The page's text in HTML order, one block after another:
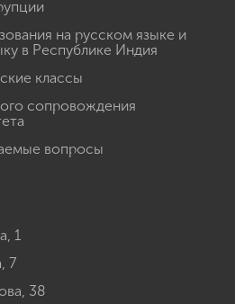
в Республике Индия
классы
1
7